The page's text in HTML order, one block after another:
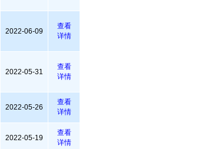
2022-06-09
查看
详情
2022-05-31
查看
详情
2022-05-26
查看
详情
2022-05-19
查看
详情